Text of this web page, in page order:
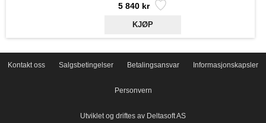
5 840 kr
Kontakt oss Salgsbetingelser Betalingsansvar Informasjonskapsler
Personvern
Utviklet og driftes av Deltasoft AS